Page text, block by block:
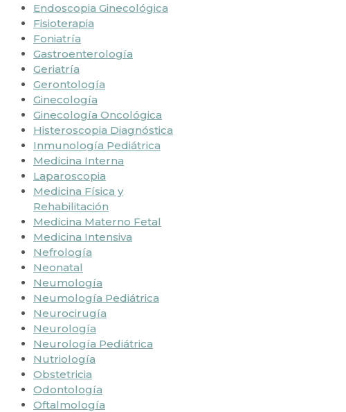
Endoscopia Ginecológica
Fisioterapia
Foniatría
Gastroenterología
Geriatría
Gerontología
Ginecología
Ginecología Oncológica
Histeroscopia Diagnóstica
Inmunología Pediátrica
Medicina Interna
Laparoscopia
Medicina Física y
Rehabilitación
Medicina Materno Fetal
Medicina Intensiva
Nefrología
Neonatal
Neumología
Neumología Pediátrica
Neurocirugía
Neurología
Neurología Pediátrica
Nutriología
Obstetricia
Odontología
Oftalmología